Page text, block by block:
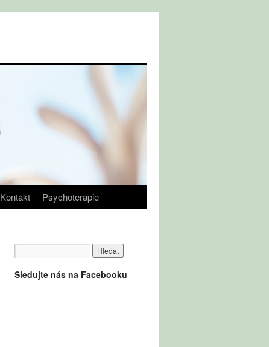
Kontakt Psychoterapie
Sledujte nás na Facebooku